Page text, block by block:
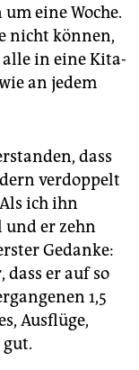
eine Woche.
nicht können,
alle in eine Kita-
an jedem
dass
verdoppelt
ich ihn
und er zehn
Gedanke:
dass er auf so
1,5
Ausflüge,